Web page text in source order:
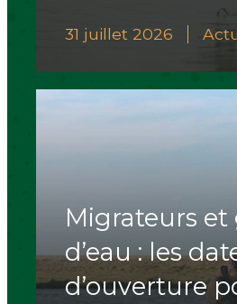
31 juillet 2026
Migrateurs et
d’eau : les
d’ouverture